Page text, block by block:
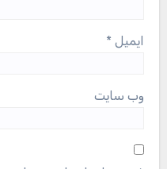
ایمیل *
وب‌ سایت